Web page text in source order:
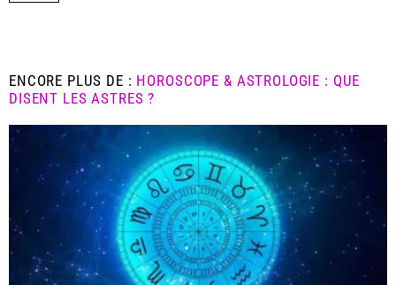
ENCORE PLUS DE : HOROSCOPE & ASTROLOGIE : QUE
DISENT LES ASTRES ?